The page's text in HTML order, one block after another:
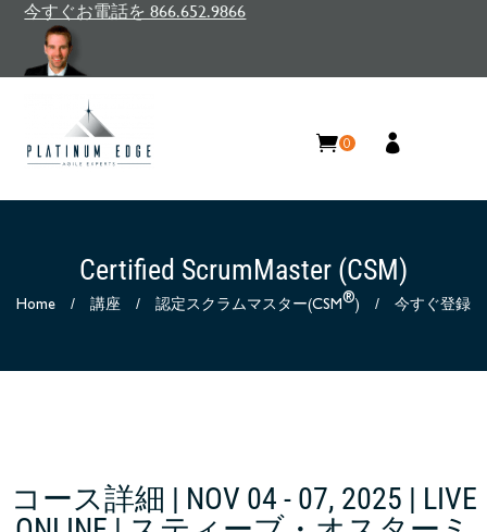
今すぐお電話を 866.652.9866
0
Certified ScrumMaster (CSM)
Home / 講座 / 認定スクラムマスター(CSM®) / 今すぐ登録
コース詳細 | NOV 04 - 07, 2025 | LIVE